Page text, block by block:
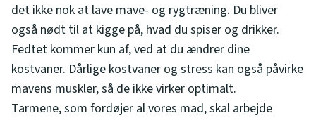
det ikke nok at lave mave- og rygtræning. Du bliver
også nødt til at kigge på, hvad du spiser og drikker.
Fedtet kommer kun af, ved at du ændrer dine
kostvaner. Dårlige kostvaner og stress kan også påvirke
mavens muskler, så de ikke virker optimalt.
Tarmene, som fordøjer al vores mad, skal arbejde